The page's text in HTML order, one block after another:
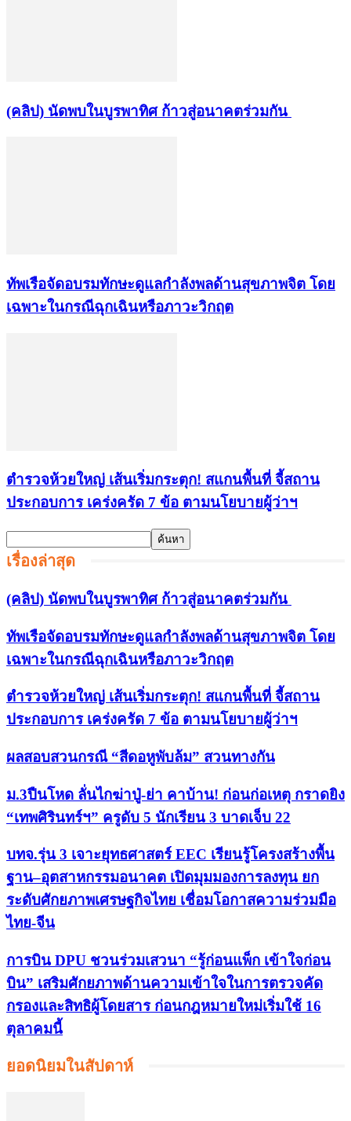
(คลิป) นัดพบในบูรพาทิศ ก้าวสู่อนาคตร่วมกัน
ทัพเรือจัดอบรมทักษะดูแลกำลังพลด้านสุขภาพจิต โดย
เฉพาะในกรณีฉุกเฉินหรือภาวะวิกฤต
ตำรวจห้วยใหญ่ เส้นเริ่มกระตุก! สแกนพื้นที่ จี้สถาน
ประกอบการ เคร่งครัด 7 ข้อ ตามนโยบายผู้ว่าฯ
เรื่องล่าสุด
(คลิป) นัดพบในบูรพาทิศ ก้าวสู่อนาคตร่วมกัน
ทัพเรือจัดอบรมทักษะดูแลกำลังพลด้านสุขภาพจิต โดย
เฉพาะในกรณีฉุกเฉินหรือภาวะวิกฤต
ตำรวจห้วยใหญ่ เส้นเริ่มกระตุก! สแกนพื้นที่ จี้สถาน
ประกอบการ เคร่งครัด 7 ข้อ ตามนโยบายผู้ว่าฯ
ผลสอบสวนกรณี “สีดอหูพับล้ม” สวนทางกัน
ม.3ปืนโหด ลั่นไกฆ่าปู่-ย่า คาบ้าน! ก่อนก่อเหตุ กราดยิง
“เทพศิรินทร์ฯ” ครูดับ 5 นักเรียน 3 บาดเจ็บ 22
บทจ.รุ่น 3 เจาะยุทธศาสตร์ EEC เรียนรู้โครงสร้างพื้น
ฐาน–อุตสาหกรรมอนาคต เปิดมุมมองการลงทุน ยก
ระดับศักยภาพเศรษฐกิจไทย เชื่อมโอกาสความร่วมมือ
ไทย-จีน
การบิน DPU ชวนร่วมเสวนา “รู้ก่อนแพ็ก เข้าใจก่อน
บิน” เสริมศักยภาพด้านความเข้าใจในการตรวจคัด
กรองและสิทธิผู้โดยสาร ก่อนกฎหมายใหม่เริ่มใช้ 16
ตุลาคมนี้
ยอดนิยมในสัปดาห์